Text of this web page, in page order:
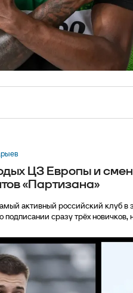
ЦЗ Европы и
«Партизана»
активный российский клуб в
сразу трёх новичков,